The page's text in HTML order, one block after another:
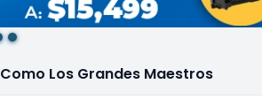
Los Grandes Maestros